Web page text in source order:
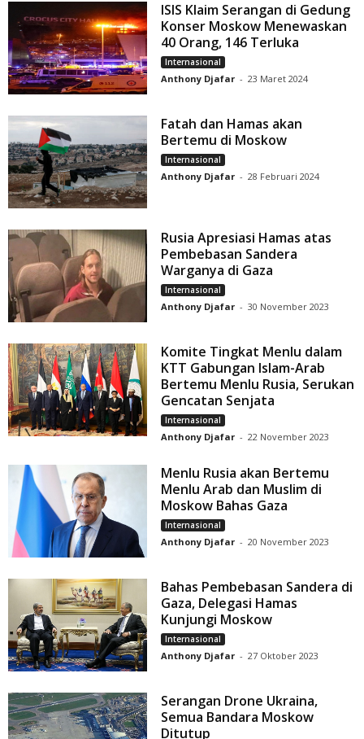
ISIS Klaim Serangan di Gedung
Konser Moskow Menewaskan
40 Orang, 146 Terluka
Internasional
Anthony Djafar - 23 Maret 2024
Fatah dan Hamas akan
Bertemu di Moskow
Internasional
Anthony Djafar - 28 Februari 2024
Rusia Apresiasi Hamas atas
Pembebasan Sandera
Warganya di Gaza
Internasional
Anthony Djafar - 30 November 2023
Komite Tingkat Menlu dalam
KTT Gabungan Islam-Arab
Bertemu Menlu Rusia, Serukan
Gencatan Senjata
Internasional
Anthony Djafar - 22 November 2023
Menlu Rusia akan Bertemu
Menlu Arab dan Muslim di
Moskow Bahas Gaza
Internasional
Anthony Djafar - 20 November 2023
Bahas Pembebasan Sandera di
Gaza, Delegasi Hamas
Kunjungi Moskow
Internasional
Anthony Djafar - 27 Oktober 2023
Serangan Drone Ukraina,
Semua Bandara Moskow
Ditutup